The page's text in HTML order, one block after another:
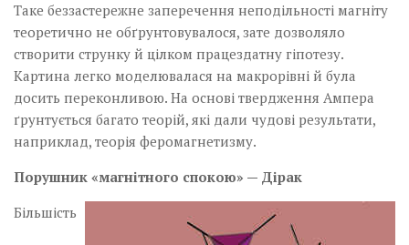
Таке беззастережне заперечення неподільності магніту
теоретично не обґрунтовувалося, зате дозволяло
створити струнку й цілком працездатну гіпотезу.
Картина легко моделювалася на макрорівні й була
досить переконливою. На основі твердження Ампера
ґрунтується багато теорій, які дали чудові результати,
наприклад, теорія феромагнетизму.
Порушник «магнітного спокою» — Дірак
Більшість